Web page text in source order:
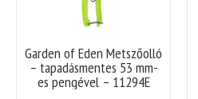
Garden of Eden Metszőolló
– tapadásmentes 53 mm-
es pengével – 11294E